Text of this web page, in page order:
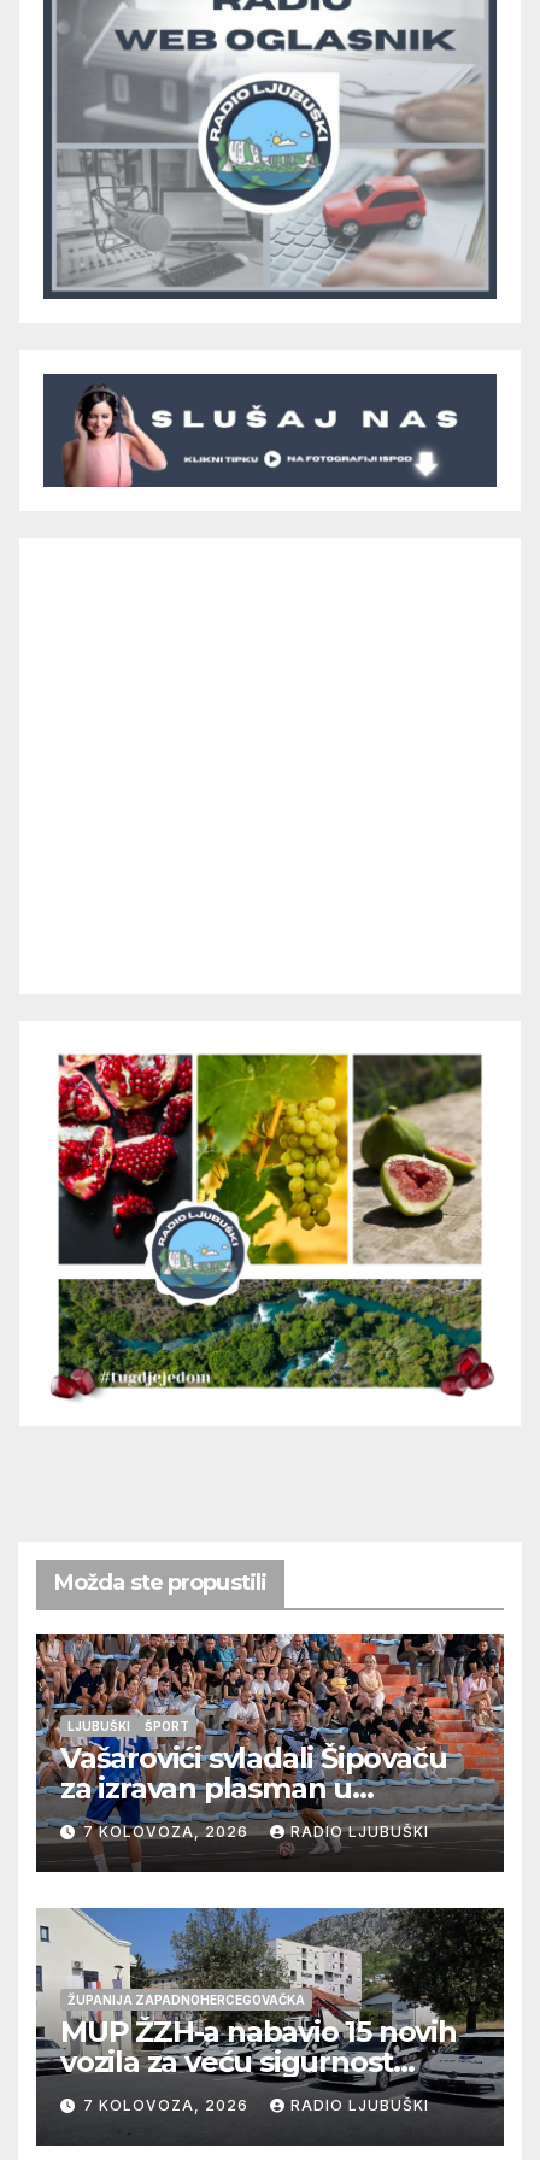
Možda ste propustili
LJUBUŠKI ŠPORT
Vašarovići svladali Šipovaču
za izravan plasman u
četvrtfinale, Grab izborio
prolazak dalje, Klobuk ispao,
večeras počinje četvrtfinale
juniora
7 KOLOVOZA, 2026 RADIO LJUBUŠKI
ŽUPANIJA ZAPADNOHERCEGOVAČKA
MUP ŽZH-a nabavio 15 novih
vozila za veću sigurnost
građana i učinkovitiji rad
policije
7 KOLOVOZA, 2026 RADIO LJUBUŠKI